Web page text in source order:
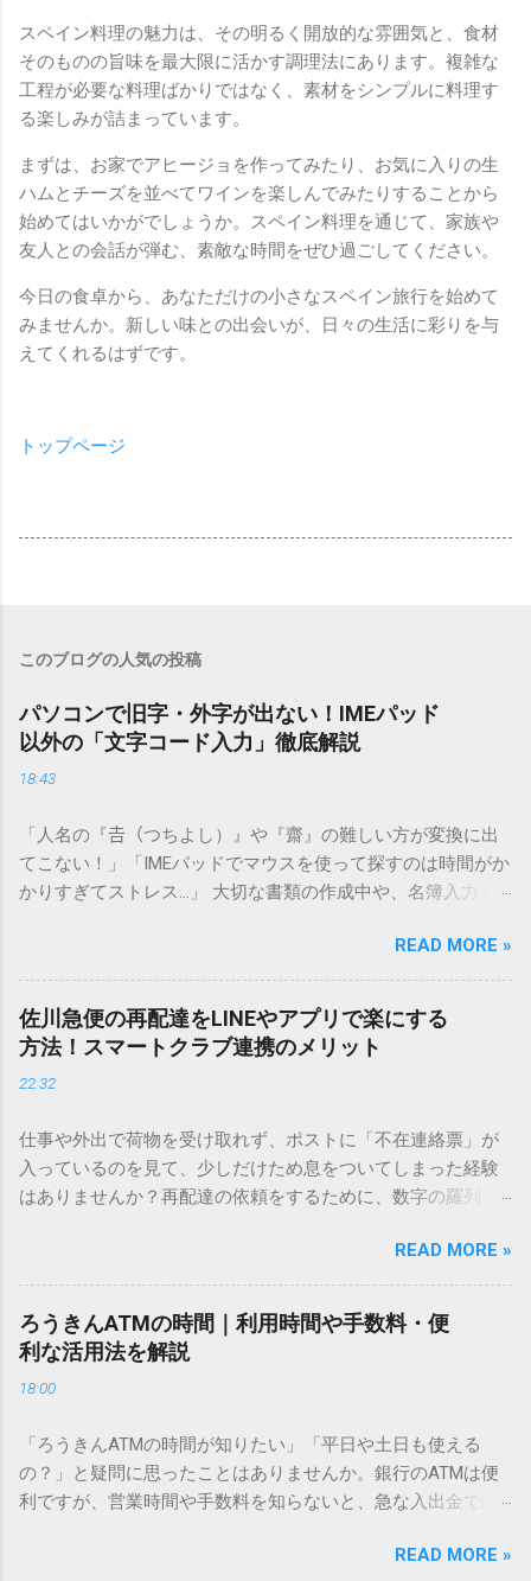
スペイン料理の魅力は、その明るく開放的な雰囲気と、食材
そのものの旨味を最大限に活かす調理法にあります。複雑な
工程が必要な料理ばかりではなく、素材をシンプルに料理す
る楽しみが詰まっています。
まずは、お家でアヒージョを作ってみたり、お気に入りの生
ハムとチーズを並べてワインを楽しんでみたりすることから
始めてはいかがでしょうか。スペイン料理を通じて、家族や
友人との会話が弾む、素敵な時間をぜひ過ごしてください。
今日の食卓から、あなただけの小さなスペイン旅行を始めて
みませんか。新しい味との出会いが、日々の生活に彩りを与
えてくれるはずです。
トップページ
このブログの人気の投稿
パソコンで旧字・外字が出ない！IMEパッド
以外の「文字コード入力」徹底解説
18:43
「人名の『𠮷（つちよし）』や『齋』の難しい方が変換に出
てこない！」「IMEパッドでマウスを使って探すのは時間がか
かりすぎてストレス…」 大切な書類の作成中や、名簿入力を
てしまいますよね。多くの人が「IMEパッド（手書き入力）」
を使いますが、実はマウスで一画ずつ書くのは非効率です
し、似た漢字が多すぎて結局見つからないことも少なくあり
ません。 そこで今回は、IMEパッドを使わずに、特定のコー
ドを打ち込むだけで一瞬で旧字や外字、特殊記号を呼び出す
「文字コード入力」のテクニックを詳しく解説します。 この
必要はありません。 1. なぜ「変換」しても旧字・外字が出て
こないのか？ そもそも、なぜ普通の変換で出てこない漢字が
あるのでしょうか。その理由は、パソコンが文字を認識する
は、JIS規格（日本産業規格）によって「第1水準」「第2水
準」といった形で整理されています。しかし、人名や地名に
使われる非常に古い漢字（旧字）や、特定の組織だけで作ら
れた「外字」は、この一般的な変換リストに含まれていない
ン上のすべての文字には、いわば「住所」のような番号が割
り振られています。変換候補に出ない文字でも、この住所
（コード）を直接指定すれば、確実に呼び出すことができる
のです。 2. Windows標準機能！文字コードで漢字を出す「16
進数入力」 最も汎用性が高く、特別なソフトも不要なのが
READ MORE »
佐川急便の再配達をLINEやアプリで楽にする
方法！スマートクラブ連携のメリット
22:32
仕事や外出で荷物を受け取れず、ポストに「不在連絡票」が
入っているのを見て、少しだけため息をついてしまった経験
はありませんか？再配達の依頼をするために、数字の羅列を
ことに申し訳なさを感じたりすることもあるかもしれませ
ん。 「もっとスムーズに、自分のタイミングで受け取りた
い」 「わざわざ電話をかけずに、スマホ一つで完結させた
い」 そんな願いを叶えてくれるのが、佐川急便の会員制サー
ビス「スマートクラブ」と、LINEや公式アプリの連携です。
これらを活用するだけで、再配達のストレスは驚くほど軽く
受け取り術と、連携による具体的なメリットを徹底解説しま
す。 佐川急便の再配達が劇的に変わる「スマートクラブ」と
は？ まず押さえておきたいのが、佐川急便の個人向け無料会
況をリアルタイムで管理するための基盤となるサービスで
READ MORE »
ろうきんATMの時間｜利用時間や手数料・便
利な活用法を解説
18:00
「ろうきんATMの時間が知りたい」「平日や土日も使える
の？」と疑問に思ったことはありませんか。銀行のATMは便
利ですが、営業時間や手数料を知らないと、急な入出金で困
ATM営業時間や利用の注意点、便利な活用法 を詳しく解説し
READ MORE »